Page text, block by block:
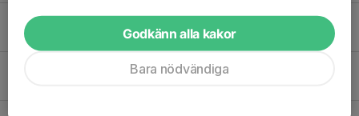
Mourad Halbuni
Sigge Fredriksson
Godkänn alla kakor
Bara nödvändiga